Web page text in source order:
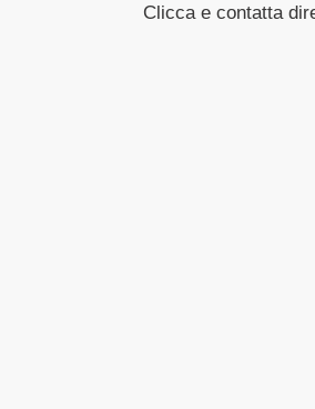
Clicca e contatta